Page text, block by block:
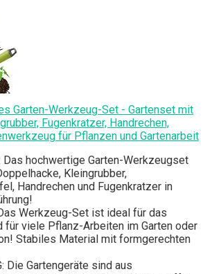
Garten-Werkzeug-Set - Gartenset mit
Fugenkratzer, Handrechen,
für Pflanzen und Gartenarbeit
Das hochwertige Garten-Werkzeugset
Kleingrubber,
Handrechen und Fugenkratzer in
Werkzeug-Set ist ideal für das
für viele Pflanz-Arbeiten im Garten oder
Stabiles Material mit formgerechten
Die Gartengeräte sind aus